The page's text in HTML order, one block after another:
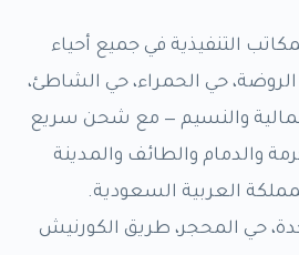
التنفيذية في جميع أحياء
حي الحمراء، حي الشاطئ،
والنسيم — مع شحن سريع
والدمام والطائف والمدينة
العربية السعودية.
حي المحجر، طريق الكورنيش